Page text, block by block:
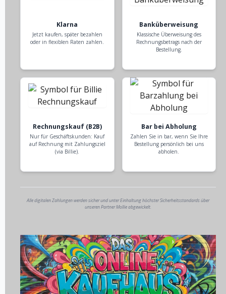
Klarna
Jetzt kaufen, später bezahlen
oder in flexiblen Raten zahlen.
Banküberweisung
Klassische Überweisung des
Rechnungsbetrags nach der
Bestellung.
Rechnungskauf (B2B)
Nur für Geschäftskunden: Kauf
auf Rechnung mit Zahlungsziel
(via Billie).
Bar bei Abholung
Zahlen Sie in bar, wenn Sie Ihre
Bestellung persönlich bei uns
abholen.
Alle digitalen Zahlungen werden sicher und unter Einhaltung höchster Sicherheitsstandards über
unseren Partner Mollie abgewickelt.